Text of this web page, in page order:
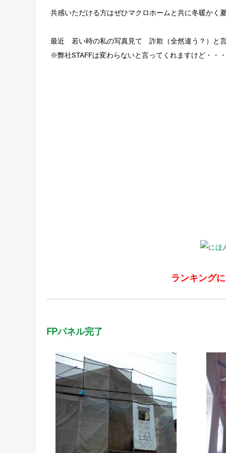
共感いただける方はぜひマクロホームと共に冬暖かく
最近 若い時の私の写真見て 詐欺（全然違う？）と
※弊社STAFFは変わらないと言ってくれますけど・・・
ランキング
FPパネル完了